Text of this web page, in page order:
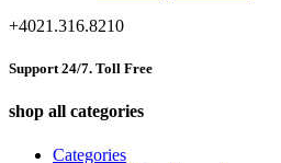
+4021.316.8210
Support 24/7. Toll Free
shop all categories
Categories